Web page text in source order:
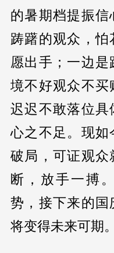
的暑期档提振信
踌躇的观众，
愿出手；一边
境不好观众不买
迟迟不敢落位
心之不足。现如
破局，可证观
断，放手一搏
势，接下来的
将变得未来可期。